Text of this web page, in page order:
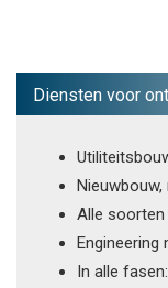
Diensten voor
Alle soorten
Engineering
In alle